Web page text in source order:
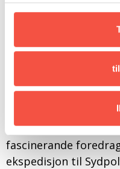
konsulentselskap og
til å kome seg ut på
på Sydpolen, på
Noregs
Svalbardguide og
redningstenesta på
Ekte, ærleg og
fascinerande
ekspedisjon til